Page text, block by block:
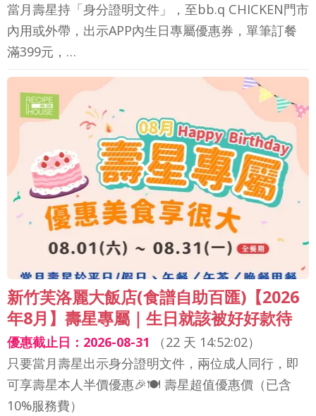
當月壽星持「身分證明文件」，至bb.q CHICKEN門市
內用或外帶，出示APP內生日專屬優惠券，單筆訂餐
滿399元，…
新竹芙洛麗大飯店(食譜自助百匯)【2026
年8月】壽星專屬｜生日就該被好好款待
優惠截止日：2026-08-31 （22 天 14:52:00）
只要當月壽星出示身分證明文件，兩位成人同行，即
可享壽星本人半價優惠🎉🍽 壽星超值優惠價（已含
10%服務費）